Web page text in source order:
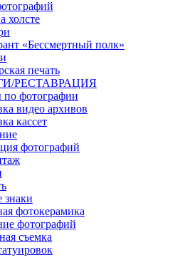
холсте
«Бессмертный полк»
печать
РЕСТАВРАЦИЯ
фотографии
видео архивов
кассет
фотографий
фотокерамика
фотографий
съемка